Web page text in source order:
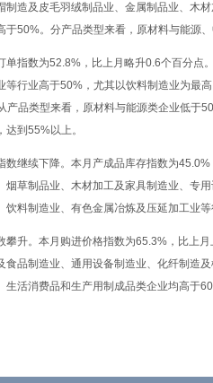
制造及皮毛羽绒制品业、金属制品业、木
于50%。分产品类型来看，原材料与能源
指数为52.8%，比上月略升0.6个百分点
等行业高于50%，尤其以饮料制造业为最
产品类型来看，原材料与能源类企业低于
到55%以上。
继续下降。本月产成品库存指数为
烟草制品业、木材加工及家具制造业、专
饮料制造业、有色金属冶炼及压延加工业
升。本月购进价格指数为65.3%，比上
食品制造业、通用设备制造业、化纤制造
生活消费品和生产用制成品类企业均高于